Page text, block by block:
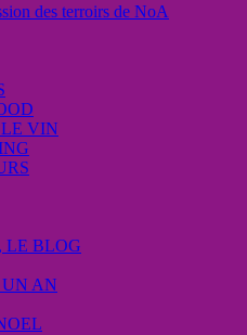
des terroirs de NoA
VIN
LE BLOG
AN